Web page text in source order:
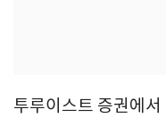
투루이스트 증권에